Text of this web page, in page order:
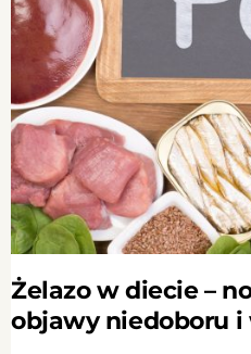
Żelazo w diecie –
objawy niedoboru i